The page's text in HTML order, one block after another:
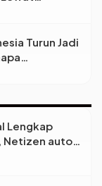
Turun Jadi
Malah Makin
Lengkap
Netizen auto